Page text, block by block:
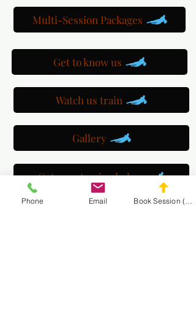
Multi-Session Packages
Get to know us
Watch us train
Gallery
Get a customized plan
Phone Email